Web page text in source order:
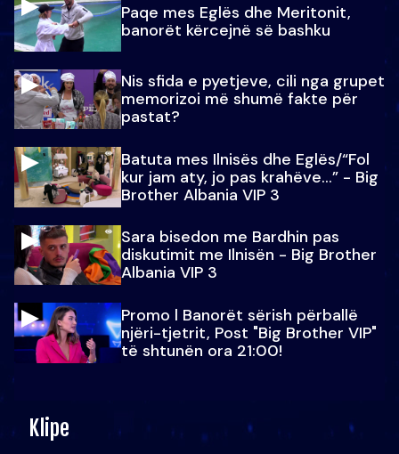
Paqe mes Eglës dhe Meritonit,
banorët kërcejnë së bashku
Nis sfida e pyetjeve, cili nga grupet
memorizoi më shumë fakte për
pastat?
Batuta mes Ilnisës dhe Eglës/“Fol
kur jam aty, jo pas krahëve…” - Big
Brother Albania VIP 3
Sara bisedon me Bardhin pas
diskutimit me Ilnisën - Big Brother
Albania VIP 3
Promo l Banorët sërish përballë
njëri-tjetrit, Post "Big Brother VIP"
të shtunën ora 21:00!
Klipe